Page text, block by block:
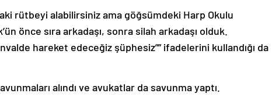
rütbeyi alabilirsiniz ama göğsümdeki Harp Okulu
önce sıra arkadaşı, sonra silah arkadaşı olduk.
hareket edeceğiz şüphesiz”” ifadelerini kullandığı da
alındı ve avukatlar da savunma yaptı.